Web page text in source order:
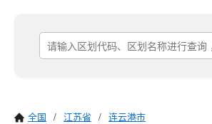
全国 / 江苏省 / 连云港市